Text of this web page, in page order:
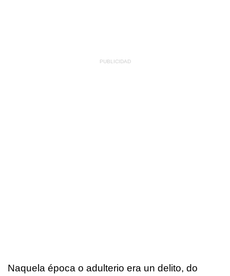
Naquela época o adulterio era un delito, do